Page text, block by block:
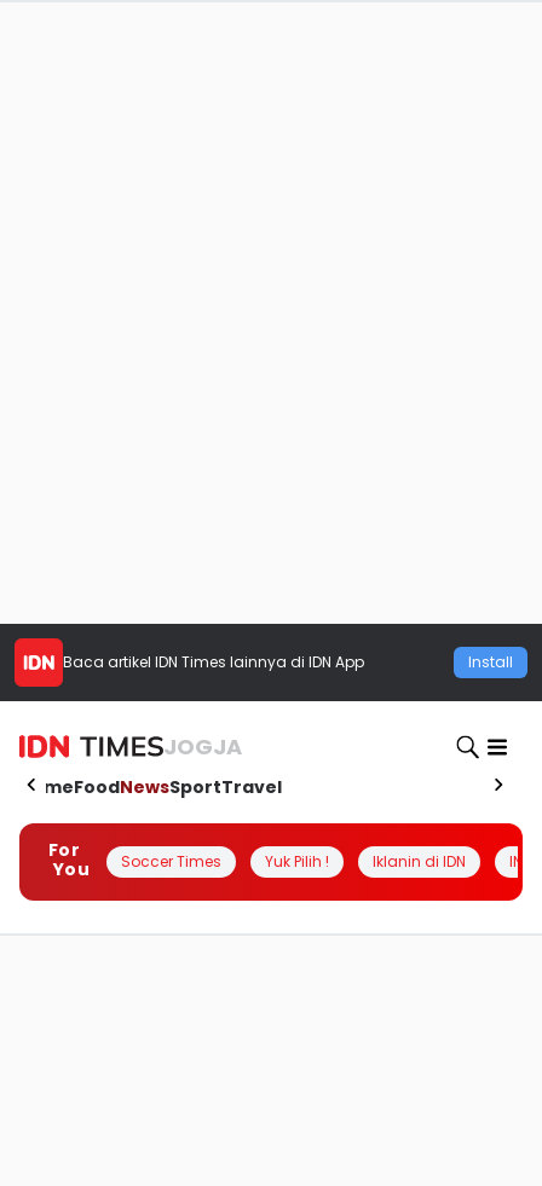
Baca artikel IDN Times lainnya di IDN App Install
JOGJA
HomeFoodNewsSportTravel
For
You
Soccer Times Yuk Pilih ! Iklanin di IDN